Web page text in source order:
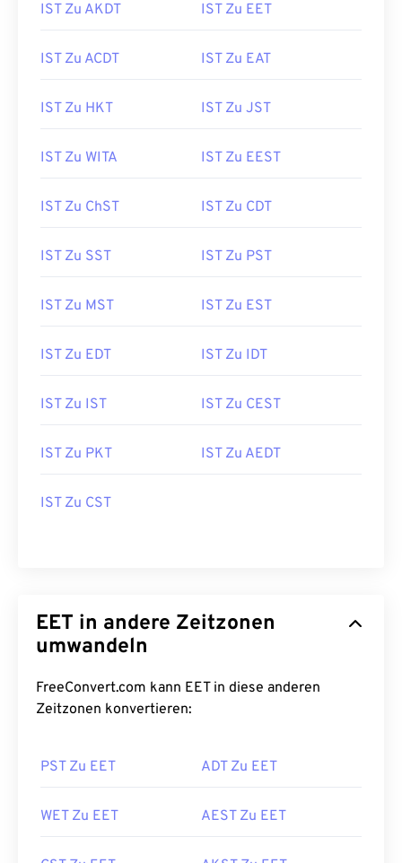
IST Zu AKDT IST Zu EET
IST Zu ACDT IST Zu EAT
IST Zu HKT IST Zu JST
IST Zu WITA IST Zu EEST
IST Zu ChST IST Zu CDT
IST Zu SST IST Zu PST
IST Zu MST IST Zu EST
IST Zu EDT IST Zu IDT
IST Zu IST IST Zu CEST
IST Zu PKT IST Zu AEDT
IST Zu CST
EET in andere Zeitzonen
umwandeln
FreeConvert.com kann EET in diese anderen
Zeitzonen konvertieren:
PST Zu EET ADT Zu EET
WET Zu EET AEST Zu EET